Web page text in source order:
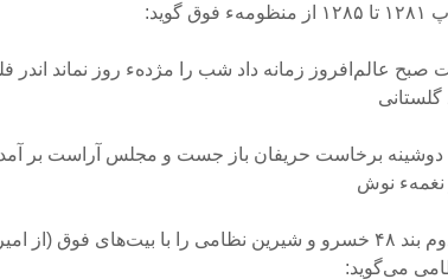
عالم‌افروز زمانه داد شب را مژدهء روز نماند اندر
گلستانی
دوشینه برخاست‌ حریفان باز جست و مجلس آراست‌ بر
نغمهء نوش
حال اگر بیت دوم بند ۴۸ خسرو و شیرین نظامی را با بیت‌های
می‌گوید: